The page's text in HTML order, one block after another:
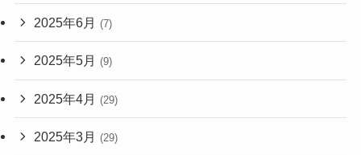
2025年6月 (7)
2025年5月 (9)
2025年4月 (29)
2025年3月 (29)